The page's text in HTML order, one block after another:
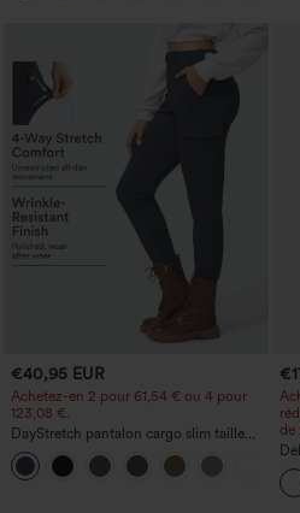
€40,95 EUR
Achetez-en 2 pour 61,54 € ou 4 pour
123,08 €.
DayStretch pantalon cargo slim taille
haute, poches zippées, uni
de